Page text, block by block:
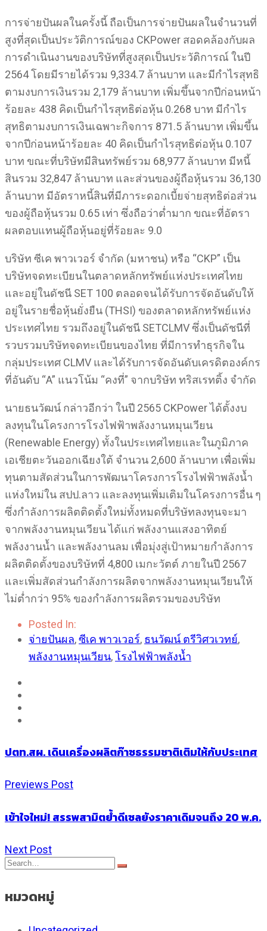
การจ่ายปันผลในครั้งนี้ ถือเป็นการจ่ายปันผลในจำนวนที่
สูงที่สุดเป็นประวัติการณ์ของ CKPower สอดคล้องกับผล
การดำเนินงานของบริษัทที่สูงสุดเป็นประวัติการณ์ ในปี
2564 โดยมีรายได้รวม 9,334.7 ล้านบาท และมีกำไรสุทธิ
ตามงบการเงินรวม 2,179 ล้านบาท เพิ่มขึ้นจากปีก่อนหน้า
ร้อยละ 438 คิดเป็นกำไรสุทธิต่อหุ้น 0.268 บาท มีกำไร
สุทธิตามงบการเงินเฉพาะกิจการ 871.5 ล้านบาท เพิ่มขึ้น
จากปีก่อนหน้าร้อยละ 40 คิดเป็นกำไรสุทธิต่อหุ้น 0.107
บาท ขณะที่บริษัทมีสินทรัพย์รวม 68,977 ล้านบาท มีหนี้
สินรวม 32,847 ล้านบาท และส่วนของผู้ถือหุ้นรวม 36,130
ล้านบาท มีอัตราหนี้สินที่มีภาระดอกเบี้ยจ่ายสุทธิต่อส่วน
ของผู้ถือหุ้นรวม 0.65 เท่า ซึ่งถือว่าต่ำมาก ขณะที่อัตรา
ผลตอบแทนผู้ถือหุ้นอยู่ที่ร้อยละ 9.0
บริษัท ซีเค พาวเวอร์ จำกัด (มหาชน) หรือ “CKP” เป็น
บริษัทจดทะเบียนในตลาดหลักทรัพย์แห่งประเทศไทย
และอยู่ในดัชนี SET 100 ตลอดจนได้รับการจัดอันดับให้
อยู่ในรายชื่อหุ้นยั่งยืน (THSI) ของตลาดหลักทรัพย์แห่ง
ประเทศไทย รวมถึงอยู่ในดัชนี SETCLMV ซึ่งเป็นดัชนีที่
รวบรวมบริษัทจดทะเบียนของไทย ที่มีการทำธุรกิจใน
กลุ่มประเทศ CLMV และได้รับการจัดอันดับเครดิตองค์กร
ที่อันดับ “A” แนวโน้ม “คงที่” จากบริษัท ทริสเรทติ้ง จำกัด
นายธนวัฒน์ กล่าวอีกว่า ในปี 2565 CKPower ได้ตั้งงบ
ลงทุนในโครงการโรงไฟฟ้าพลังงานหมุนเวียน
(Renewable Energy) ทั้งในประเทศไทยและในภูมิภาค
เอเชียตะวันออกเฉียงใต้ จำนวน 2,600 ล้านบาท เพื่อเพิ่ม
ทุนตามสัดส่วนในการพัฒนาโครงการโรงไฟฟ้าพลังน้ำ
แห่งใหม่ใน สปป.ลาว และลงทุนเพิ่มเติมในโครงการอื่น ๆ
ซึ่งกำลังการผลิตติดตั้งใหม่ทั้งหมดที่บริษัทลงทุนจะมา
จากพลังงานหมุนเวียน ได้แก่ พลังงานแสงอาทิตย์
พลังงานน้ำ และพลังงานลม เพื่อมุ่งสู่เป้าหมายกำลังการ
ผลิตติดตั้งของบริษัทที่ 4,800 เมกะวัตต์ ภายในปี 2567
และเพิ่มสัดส่วนกำลังการผลิตจากพลังงานหมุนเวียนให้
ไม่ต่ำกว่า 95% ของกำลังการผลิตรวมของบริษัท
Posted In:
จ่ายปันผล,ซีเค พาวเวอร์, ธนวัฒน์ ตรีวิศวเวทย์,
พลังงานหมุนเวียน,โรงไฟฟ้าพลังน้ำ
ปตท.สผ. เดินเครื่องผลิตก๊าซธรรมชาติเติมให้กับประเทศ
Previews Post
เข้าใจใหม่! สรรพสามิตย้ำดีเซลยังราคาเดิมจนถึง 20 พ.ค.
Next Post
หมวดหมู่